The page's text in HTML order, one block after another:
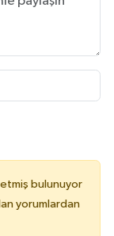
bulunuyor
yorumlardan